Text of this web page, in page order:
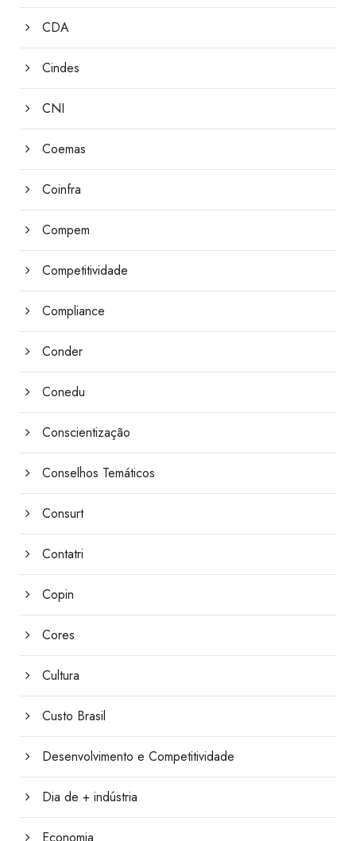
CDA
Cindes
CNI
Coemas
Coinfra
Compem
Competitividade
Compliance
Conder
Conedu
Conscientização
Conselhos Temáticos
Consurt
Contatri
Copin
Cores
Cultura
Custo Brasil
Desenvolvimento e Competitividade
Dia de + indústria